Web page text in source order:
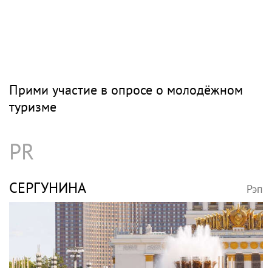
Прими участие в опросе о молодёжном
туризме
PR
СЕРГУНИНА Рэп